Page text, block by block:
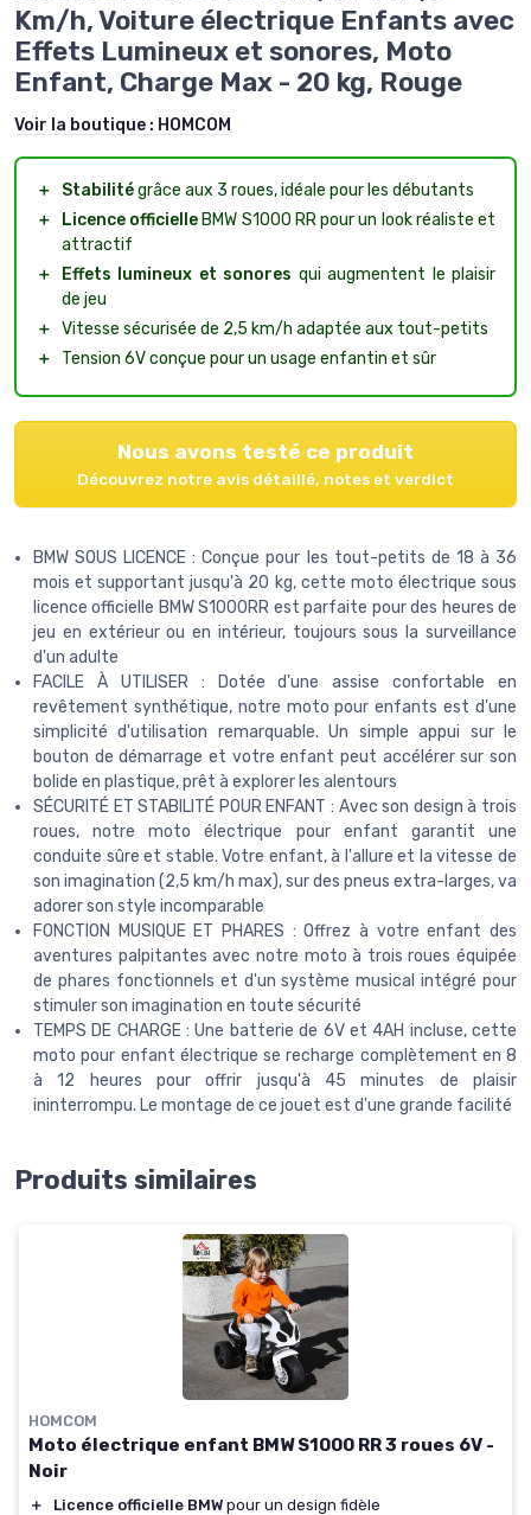
Km/h, Voiture électrique Enfants avec
Effets Lumineux et sonores, Moto
Enfant, Charge Max - 20 kg, Rouge
Voir la boutique : HOMCOM
＋ Stabilitégrâce aux 3 roues, idéale pour les débutants
＋
Licence officielle BMW S1000 RR pour un look réaliste et
attractif
＋
Effets lumineux et sonores qui augmentent le plaisir
de jeu
＋ Vitesse sécurisée de 2,5 km/h adaptée aux tout-petits
＋
Tension 6V conçue pour un usage enfantin et sûr
Nous avons testé ce produit
Découvrez notre avis détaillé, notes et verdict
BMW SOUS LICENCE : Conçue pour les tout-petits de 18 à 36
mois et supportant jusqu'à 20 kg, cette moto électrique sous
licence officielle BMW S1000RR est parfaite pour des heures de
jeu en extérieur ou en intérieur, toujours sous la surveillance
d'un adulte
FACILE À UTILISER : Dotée d'une assise confortable en
revêtement synthétique, notre moto pour enfants est d'une
simplicité d'utilisation remarquable. Un simple appui sur le
bouton de démarrage et votre enfant peut accélérer sur son
bolide en plastique, prêt à explorer les alentours
SÉCURITÉ ET STABILITÉ POUR ENFANT : Avec son design à trois
roues, notre moto électrique pour enfant garantit une
conduite sûre et stable. Votre enfant, à l'allure et la vitesse de
son imagination (2,5 km/h max), sur des pneus extra-larges, va
adorer son style incomparable
FONCTION MUSIQUE ET PHARES : Offrez à votre enfant des
aventures palpitantes avec notre moto à trois roues équipée
de phares fonctionnels et d'un système musical intégré pour
stimuler son imagination en toute sécurité
TEMPS DE CHARGE : Une batterie de 6V et 4AH incluse, cette
moto pour enfant électrique se recharge complètement en 8
à 12 heures pour offrir jusqu'à 45 minutes de plaisir
ininterrompu. Le montage de ce jouet est d'une grande facilité
Produits similaires
HOMCOM
Moto électrique enfant BMW S1000 RR 3 roues 6V -
Noir
＋ Licence officielle BMW pour un design fidèle